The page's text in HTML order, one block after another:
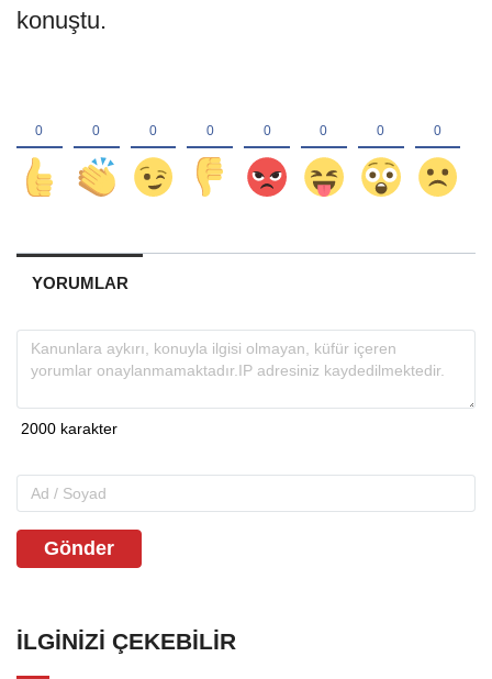
konuştu.
YORUMLAR
Gönder
İLGINIZI ÇEKEBILIR